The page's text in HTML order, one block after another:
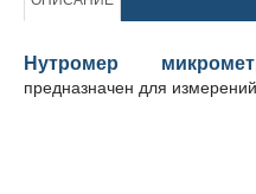
Нутромер
предназначен для